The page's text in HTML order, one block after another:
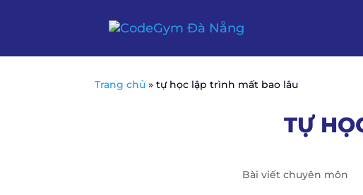
Trang chủ »tự học lập trình mất bao lâu
TỰ
Bài viết chuyên môn